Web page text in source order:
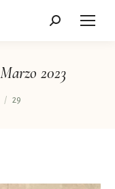
Cerca:
2023
29